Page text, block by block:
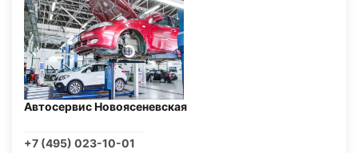
Автосервис Новоясеневская
+7 (495) 023-10-01